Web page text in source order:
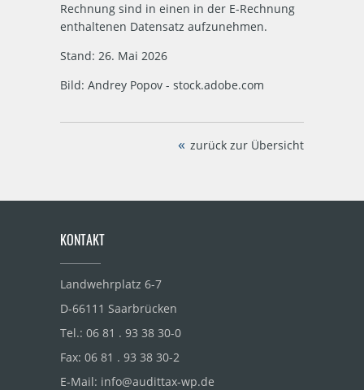
Rechnung sind in einen in der E-Rechnung
enthaltenen Datensatz aufzunehmen.
Stand: 26. Mai 2026
Bild: Andrey Popov - stock.adobe.com
zurück zur Übersicht
KONTAKT
Landwehrplatz 6-7
D-66111 Saarbrücken
Tel.: 06 81 . 93 38 30-0
Fax: 06 81 . 93 38 30-2
E-Mail: info@audittax-wp.de